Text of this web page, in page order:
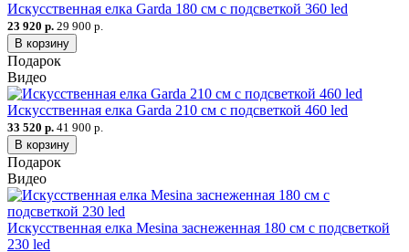
Искусственная елка Garda 180 см с подсветкой 360 led
23 920 р. 29 900 р.
В корзину
Подарок
Видео
Искусственная елка Garda 210 см с подсветкой 460 led
33 520 р. 41 900 р.
В корзину
Подарок
Видео
Искусственная елка Mesina заснеженная 180 см с подсветкой
230 led